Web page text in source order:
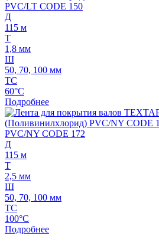
PVC/LT CODE 150
Д
115 м
Т
1,8 мм
Ш
50, 70, 100 мм
ТС
60°C
Подробнее
PVC/NY CODE 172
Д
115 м
Т
2,5 мм
Ш
50, 70, 100 мм
ТС
100°C
Подробнее